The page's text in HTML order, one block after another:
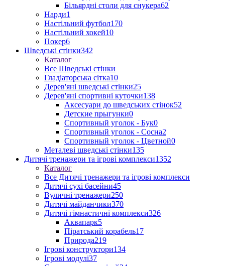
Більярдні столи для снукера62
Нарди1
Настільний футбол170
Настільний хокей10
Покер6
Шведські стінки342
Каталог
Все Шведські стінки
Гладіаторська сітка10
Дерев'яні шведські стінки25
Дерев'яні спортивні куточки138
Аксесуари до шведських стінок52
Детские прыгунки0
Спортивный уголок - Бук0
Спортивный уголок - Сосна2
Спортивный уголок - Цветной0
Металеві шведські стінки135
Дитячі тренажери та ігрові комплекси1352
Каталог
Все Дитячі тренажери та ігрові комплекси
Дитячі сухі басейни45
Вуличні тренажери250
Дитячі майданчики370
Дитячі гімнастичні комплекси326
Аквапарк5
Піратський корабель17
Природа219
Ігрові конструктори134
Ігрові модулі37